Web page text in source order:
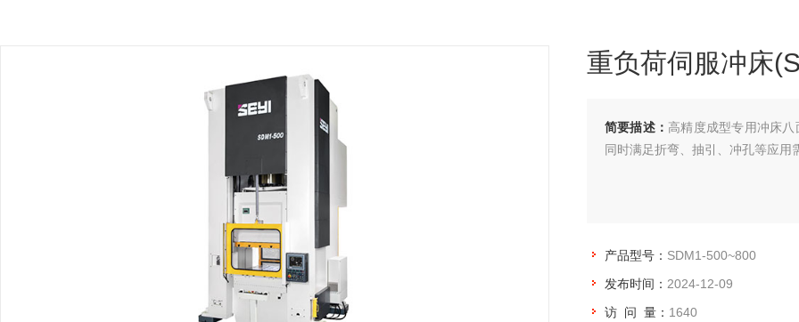
重负荷伺服冲床
简要描述： 高精度成型专用冲床
同时满足折弯、抽引、冲孔等应
产品型号： SDM1-500~800
发布时间： 2024-12-09
访 问 量： 1640